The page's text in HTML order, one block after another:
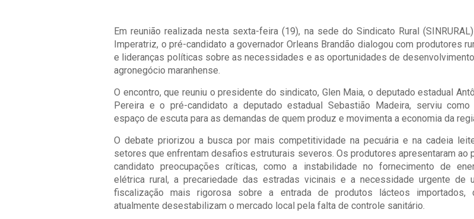
Em reunião realizada nesta sexta-feira (19), na sede do Sindicato Rural
Imperatriz, o pré-candidato a governador Orleans Brandão dialogou com produtores
e lideranças políticas sobre as necessidades e as oportunidades de
agronegócio maranhense.
O encontro, que reuniu o presidente do sindicato, Glen Maia, o deputado estadual
Pereira e o pré-candidato a deputado estadual Sebastião Madeira, serviu como
espaço de escuta para as demandas de quem produz e movimenta a economia da
O debate priorizou a busca por mais competitividade na pecuária e na cadeia
setores que enfrentam desafios estruturais severos. Os produtores apresentaram ao
candidato preocupações críticas, como a instabilidade no fornecimento de
elétrica rural, a precariedade das estradas vicinais e a necessidade urgente de
fiscalização mais rigorosa sobre a entrada de produtos lácteos importados,
atualmente desestabilizam o mercado local pela falta de controle sanitário.